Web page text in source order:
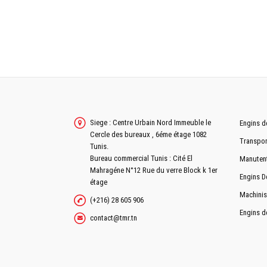
HAUTEUR DE LA LAME
ENFONCEMENT MAX DANS LA TERRE
ANGLE D'INCLINAISON MAX
POIDS DE LA LAME
Siege : Centre Urbain Nord Immeuble le
Cercle des bureaux , 6éme étage 1082
Tunis.
Bureau commercial Tunis : Cité El
Mahragéne N°12 Rue du verre Block k 1er
étage
(+216) 28 605 906
contact@tmr.tn
Engins
Engins
Engins